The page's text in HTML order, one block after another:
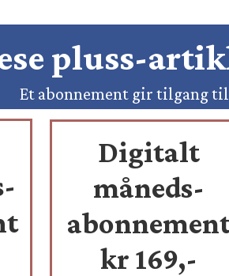
pluss-
Et abonnement gir tilgang
Digitalt
måneds-
kr 169,-